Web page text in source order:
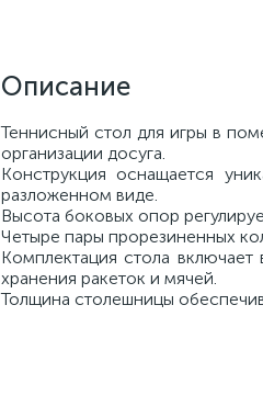
Описание
Теннисный стол для игры в
организации досуга.
Конструкция оснащается
разложенном виде.
Высота боковых опор
Четыре пары прорезиненных
Комплектация стола
хранения ракеток и мячей.
Толщина столешницы